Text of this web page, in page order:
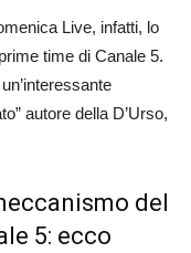
Live, infatti, lo
time di Canale 5.
autore della D’Urso,
del
5: ecco